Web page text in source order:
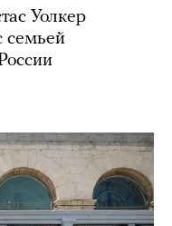
Уолкер
семьей